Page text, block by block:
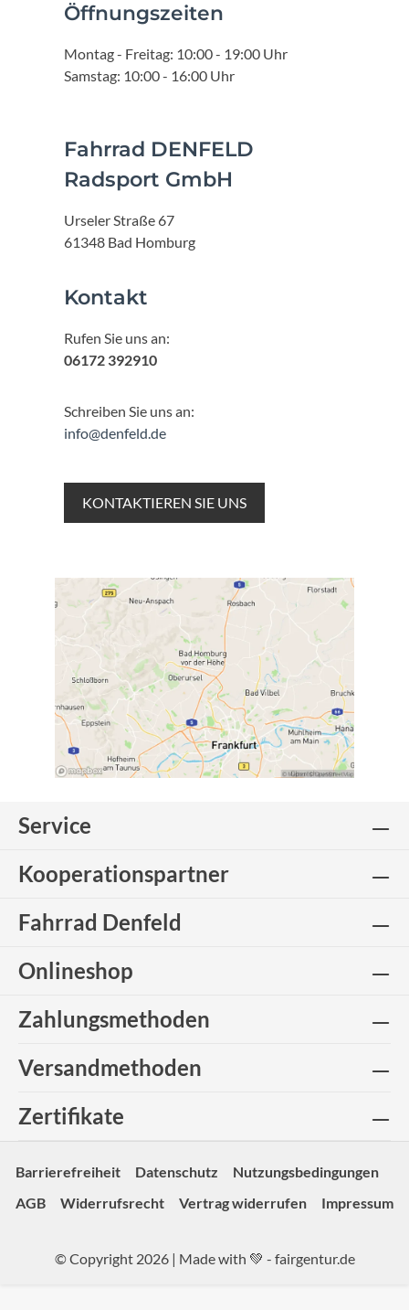
Öffnungszeiten
Montag - Freitag: 10:00 - 19:00 Uhr
Samstag: 10:00 - 16:00 Uhr
Fahrrad DENFELD
Radsport GmbH
Urseler Straße 67
61348 Bad Homburg
Kontakt
Rufen Sie uns an:
06172 392910
Schreiben Sie uns an:
info@denfeld.de
KONTAKTIEREN SIE UNS
Service
Kooperationspartner
Fahrrad Denfeld
Onlineshop
Zahlungsmethoden
Versandmethoden
Zertifikate
Barrierefreiheit Datenschutz
Nutzungsbedingungen
AGB
Widerrufsrecht Vertrag widerrufen Impressum
© Copyright 2026 | Made with 💚 - fairgentur.de